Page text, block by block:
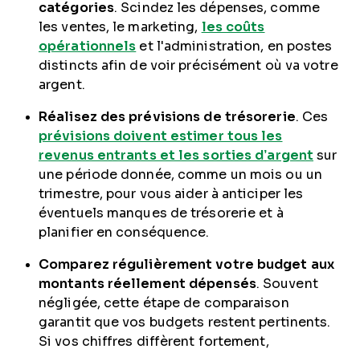
catégories. Scindez les dépenses, comme
les ventes, le marketing, les coûts
opérationnels et l'administration, en postes
distincts afin de voir précisément où va votre
argent.
Réalisez des prévisions de trésorerie. Ces
prévisions doivent estimer tous les
revenus entrants et les sorties d’argent sur
une période donnée, comme un mois ou un
trimestre, pour vous aider à anticiper les
éventuels manques de trésorerie et à
planifier en conséquence.
Comparez régulièrement votre budget aux
montants réellement dépensés. Souvent
négligée, cette étape de comparaison
garantit que vos budgets restent pertinents.
Si vos chiffres diffèrent fortement,